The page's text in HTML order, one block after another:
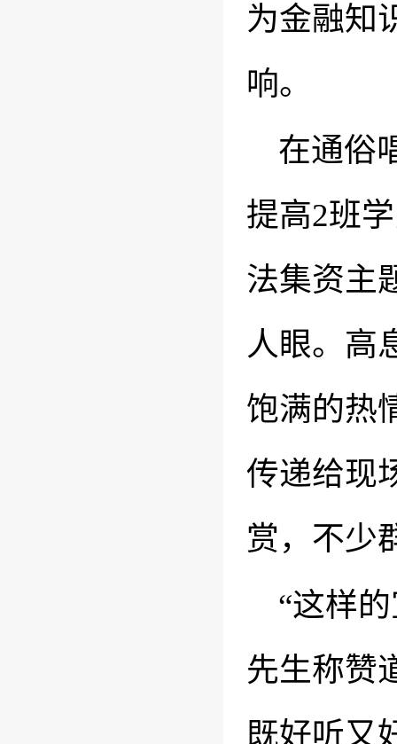
为金融知
响。
在通俗
提高2班
法集资主
人眼。高
饱满的热
传递给现
赏，不少
“这样的
先生称赞
既好听又